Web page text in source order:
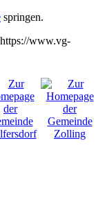
springen.
www.vg-